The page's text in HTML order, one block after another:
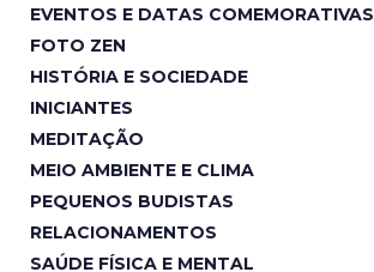
EVENTOS E DATAS COMEMORATIVAS
FOTO ZEN
HISTÓRIA E SOCIEDADE
INICIANTES
MEDITAÇÃO
MEIO AMBIENTE E CLIMA
PEQUENOS BUDISTAS
RELACIONAMENTOS
SAÚDE FÍSICA E MENTAL